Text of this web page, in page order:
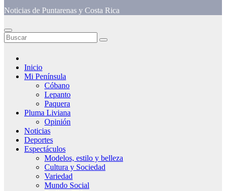
Noticias de Puntarenas y Costa Rica
Inicio
Mi Península
Cóbano
Lepanto
Paquera
Pluma Liviana
Opinión
Noticias
Deportes
Espectáculos
Modelos, estilo y belleza
Cultura y Sociedad
Variedad
Mundo Social